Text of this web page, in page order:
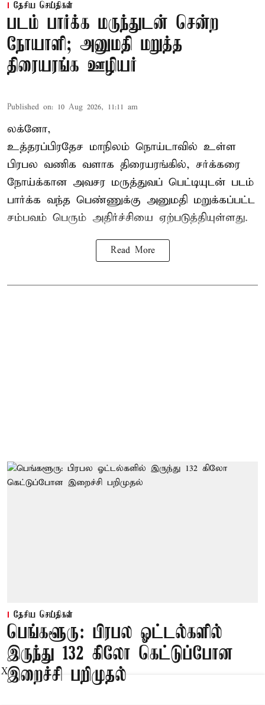
தேசிய செய்திகள்
படம் பார்க்க மருந்துடன் சென்ற
நோயாளி; அனுமதி மறுத்த
திரையரங்க ஊழியர்
Published on: 10 Aug 2026, 11:11 am
லக்னோ,
உத்தரப்பிரதேச மாநிலம் நொய்டாவில் உள்ள
பிரபல வணிக வளாக திரையரங்கில், சர்க்கரை
நோய்க்கான அவசர மருத்துவப் பெட்டியுடன் படம்
பார்க்க வந்த பெண்ணுக்கு அனுமதி மறுக்கப்பட்ட
சம்பவம் பெரும் அதிர்ச்சியை ஏற்படுத்தியுள்ளது.
Read More
தேசிய செய்திகள்
பெங்களூரு: பிரபல ஓட்டல்களில்
இருந்து 132 கிலோ கெட்டுப்போன
இறைச்சி பறிமுதல்
X